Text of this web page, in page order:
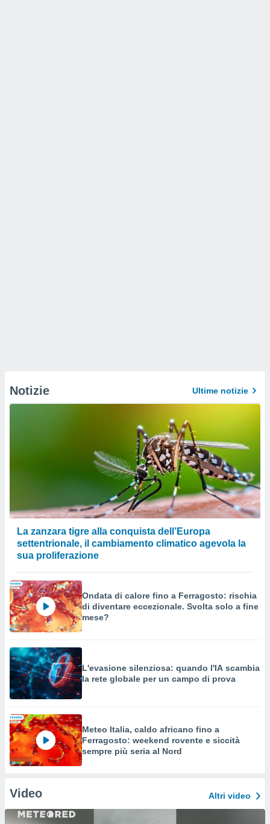
Notizie Ultime notizie
La zanzara tigre alla conquista dell’Europa
settentrionale, il cambiamento climatico agevola la
sua proliferazione
Ondata di calore fino a Ferragosto: rischia
di diventare eccezionale. Svolta solo a fine
mese?
L'evasione silenziosa: quando l'IA scambia
la rete globale per un campo di prova
Meteo Italia, caldo africano fino a
Ferragosto: weekend rovente e siccità
sempre più seria al Nord
Video Altri video